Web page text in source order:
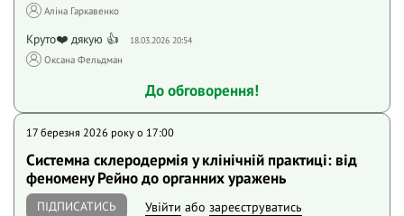
Аліна Гаркавенко
Круто❤️ дякую 👍 18.03.2026 20:54
Оксана Фельдман
До обговорення!
17 березня 2026 року o 17:00
Системна склеродермія у клінічній практиці: від
феномену Рейно до органних уражень
ПІДПИСАТИСЬ Увійти або зареєструватись